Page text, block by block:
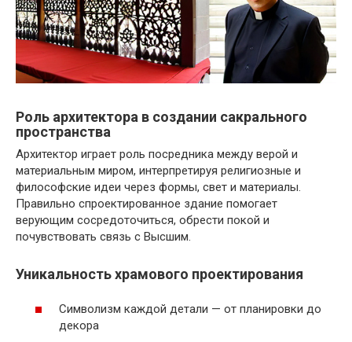
Роль архитектора в создании сакрального
пространства
Архитектор играет роль посредника между верой и
материальным миром, интерпретируя религиозные и
философские идеи через формы, свет и материалы.
Правильно спроектированное здание помогает
верующим сосредоточиться, обрести покой и
почувствовать связь с Высшим.
Уникальность храмового проектирования
Символизм каждой детали — от планировки до
декора